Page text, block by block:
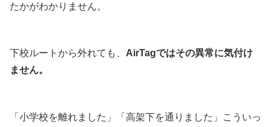
たかがわかりません。
下校ルートから外れても、 AirTagではその異常に気付け
ません。
「小学校を離れました」「高架下を通りました」こういっ